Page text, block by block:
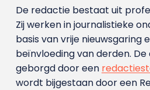
De redactie bestaat uit
Zij werken in journalistieke
basis van vrije nieuwsgaring
beïnvloeding van derden. De
geborgd door een
wordt bijgestaan door een